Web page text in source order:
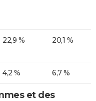
22,9 % 20,1 %
4,2 % 6,7 %
et des